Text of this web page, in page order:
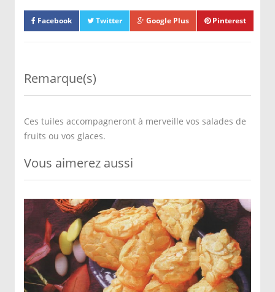
Facebook Twitter Google Plus Pinterest
Remarque(s)
Ces tuiles accompagneront à merveille vos salades de
fruits ou vos glaces.
Vous aimerez aussi